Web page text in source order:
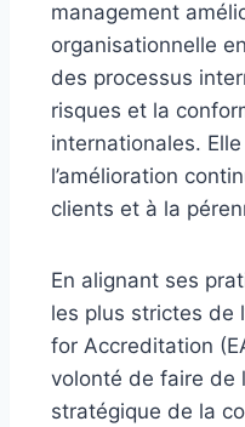
management
organisationnelle
des processus
risques et la
internationales.
l’amélioration
clients et à la
En alignant ses
les plus strictes de
for Accreditation
volonté de faire de
stratégique de la